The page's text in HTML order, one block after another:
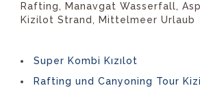
Rafting, Manavgat Wasserfall,
Kizilot Strand, Mittelmeer Urlaub
Super Kombi Kızılot
Rafting und Canyoning Tour